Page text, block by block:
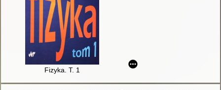
Fizyka. T. 1